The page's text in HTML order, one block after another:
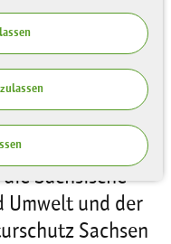
- Im
Ökologie
Sächsische
Umwelt und der
Sachsen